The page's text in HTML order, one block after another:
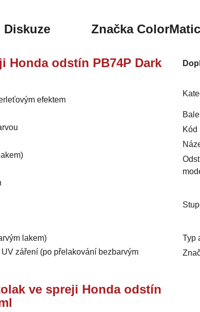
Diskuze ZnačkaColorMatic
Honda odstín PB74P Dark
efektem
lakem)
záření (po přelakování bezbarvým
ve spreji Honda odstín
Kód
Typ